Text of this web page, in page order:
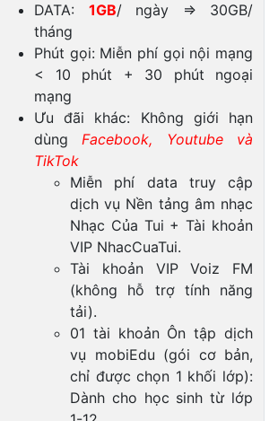
DATA: 1GB/ ngày ⇒ 30GB/
tháng
Phút gọi: Miễn phí gọi nội mạng
< 10 phút + 30 phút ngoại
mạng
Ưu đãi khác: Không giới hạn
dùngFacebook, Youtube và
TikTok
Miễn phí data truy cập
dịch vụ Nền tảng âm nhạc
Nhạc Của Tui + Tài khoản
VIP NhacCuaTui.
Tài khoản VIP Voiz FM
(không hỗ trợ tính năng
tải).
01 tài khoản Ôn tập dịch
vụ mobiEdu (gói cơ bản,
chỉ được chọn 1 khối lớp):
Dành cho học sinh từ lớp